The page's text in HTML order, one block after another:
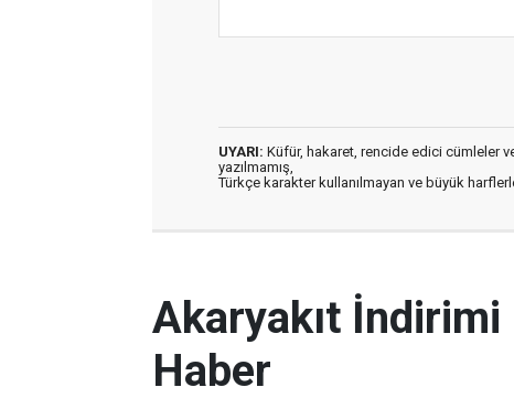
UYARI: Küfür, hakaret, rencide edici cümleler
yazılmamış,
Türkçe karakter kullanılmayan ve büyük
Akaryakıt
Haber